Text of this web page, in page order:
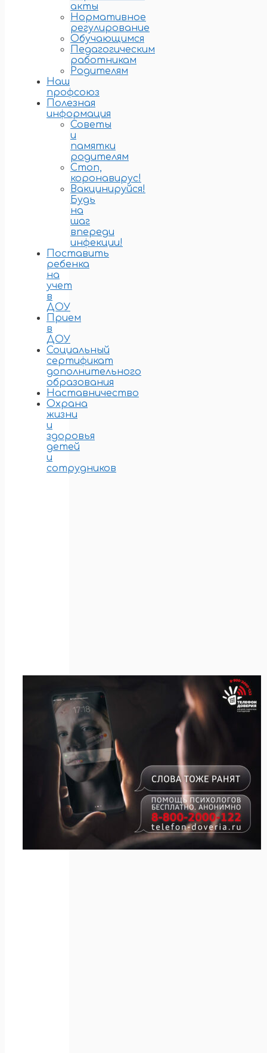
акты
Нормативное
регулирование
Обучающимся
Педагогическим
работникам
Родителям
Наш
профсоюз
Полезная
информация
Советы
и
памятки
родителям
Стоп,
коронавирус!
Вакцинируйся!
Будь
на
шаг
впереди
инфекции!
Поставить
ребенка
на
учет
в
ДОУ
Прием
в
ДОУ
Социальный
сертификат
дополнительного
образования
Наставничество
Охрана
жизни
и
здоровья
детей
и
сотрудников